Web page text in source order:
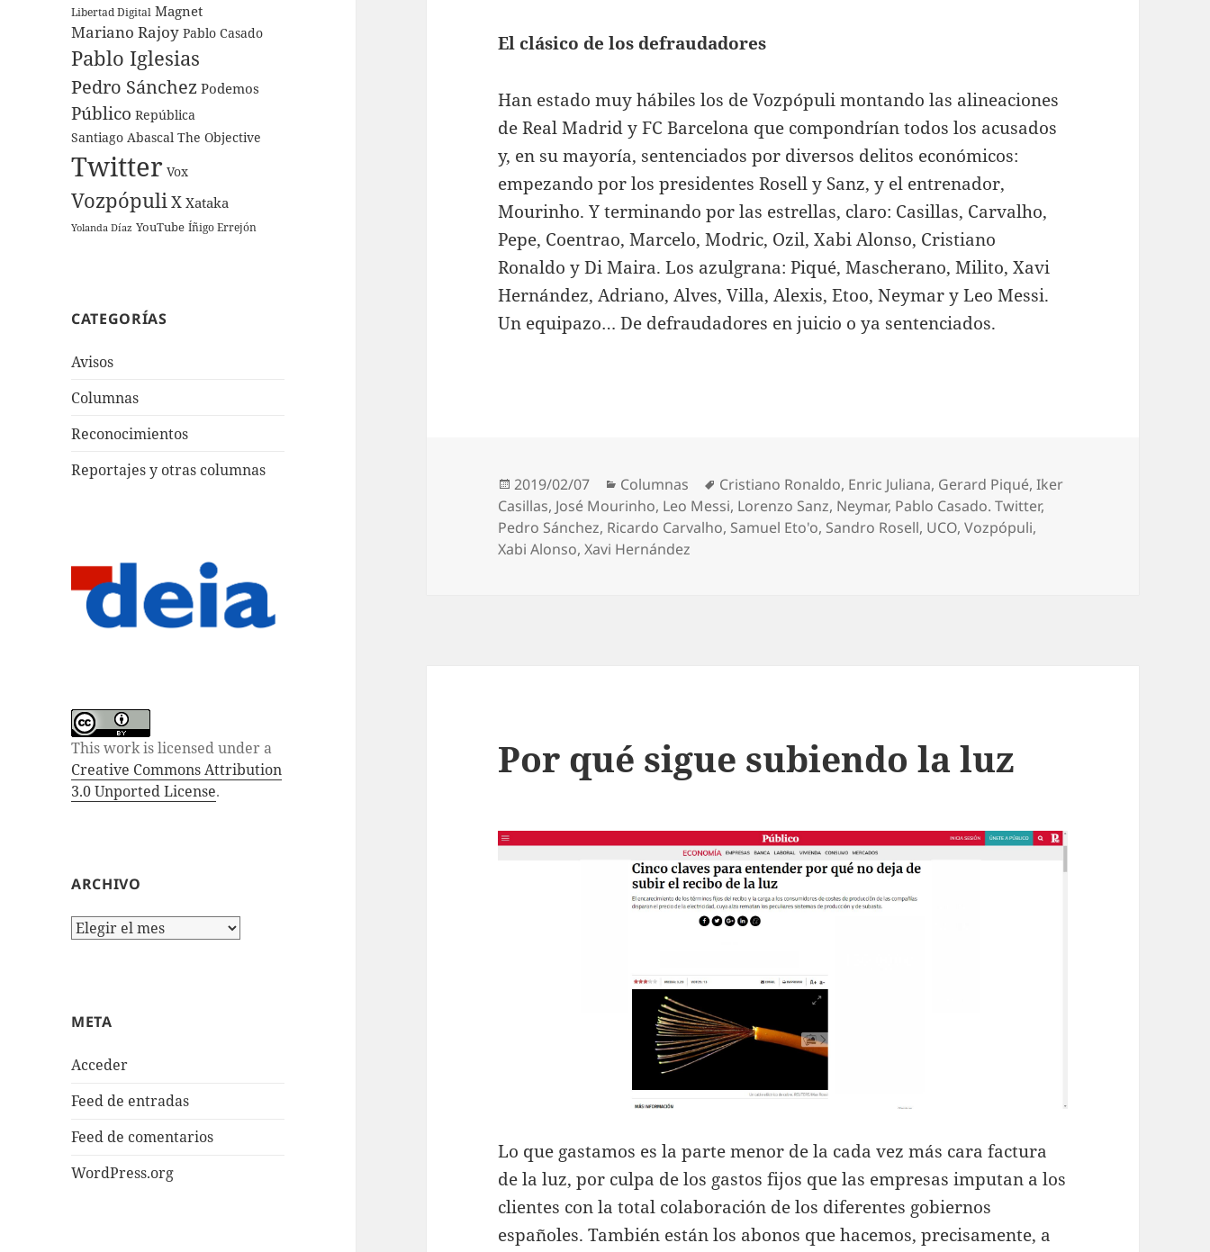
Libertad Digital Magnet
Mariano Rajoy Pablo Casado
Pablo Iglesias
Pedro Sánchez Podemos
Público República
Santiago Abascal The Objective
Twitter Vox
Vozpópuli X Xataka
Yolanda Díaz YouTube Íñigo Errejón
CATEGORÍAS
Avisos
Columnas
Reconocimientos
Reportajes y otras columnas
This work is licensed under a
Creative Commons Attribution
3.0 Unported License.
ARCHIVO
Archivo
META
Acceder
Feed de entradas
Feed de comentarios
WordPress.org
El clásico de los defraudadores
Han estado muy hábiles los de Vozpópuli montando las alineaciones
de Real Madrid y FC Barcelona que compondrían todos los acusados
y, en su mayoría, sentenciados por diversos delitos económicos:
empezando por los presidentes Rosell y Sanz, y el entrenador,
Mourinho. Y terminando por las estrellas, claro: Casillas, Carvalho,
Pepe, Coentrao, Marcelo, Modric, Ozil, Xabi Alonso, Cristiano
Ronaldo y Di Maira. Los azulgrana: Piqué, Mascherano, Milito, Xavi
Hernández, Adriano, Alves, Villa, Alexis, Etoo, Neymar y Leo Messi.
Un equipazo… De defraudadores en juicio o ya sentenciados.
Publicado
el
2019/02/07 Categorías
Columnas Etiquetas
Cristiano Ronaldo, Enric Juliana, Gerard Piqué,Iker
Casillas, José Mourinho, Leo Messi, Lorenzo Sanz, Neymar, Pablo Casado. Twitter,
Pedro Sánchez, Ricardo Carvalho, Samuel Eto'o, Sandro Rosell, UCO,Vozpópuli,
Xabi Alonso,Xavi Hernández
Por qué sigue subiendo la luz
Lo que gastamos es la parte menor de la cada vez más cara factura
de la luz, por culpa de los gastos fijos que las empresas imputan a los
clientes con la total colaboración de los diferentes gobiernos
españoles. También están los abonos que hacemos, precisamente, a